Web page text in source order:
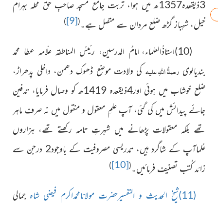
3ذیقعدہ1357ھ میں ہوا، تربت جامع مسجد صاحبِ
حق محلہ بہرام
خیل، شہباز گڑھ ضلع مردان سے متصل ہے۔(
[9]
)
(10)استاذُالعلماء، امامُ المدرسین، رئیسُ المناطقہ علّامہ عطا محمد
بندیالوی رحمۃُ اللہِ علیہ کی ولادت موضع ڈھوک دھمن، داخلی پدھراڑ،
ضلع خوشاب میں ہوئی اور4ذیقعدہ 1419ھ
کو وصال فرمایا، تدفین
جائے پیدائش میں کی گئی، آپ علمِ معقول و منقول میں نہ صرف ماہر
تھے بلکہ معقولات پڑھانے میں شہرتِ تامہ رکھتے تھے، ہزاروں
عُلماآپ کے شاگرد ہیں، تدریسی
مصروفیت کے باوجود2 درجن سے
زائد کُتب تصنیف فرمائیں۔(
[10]
)
(11)شیخ الحدیث و التفسیرحضرت مولانامحمداکرم فیضی شاہ جمالی